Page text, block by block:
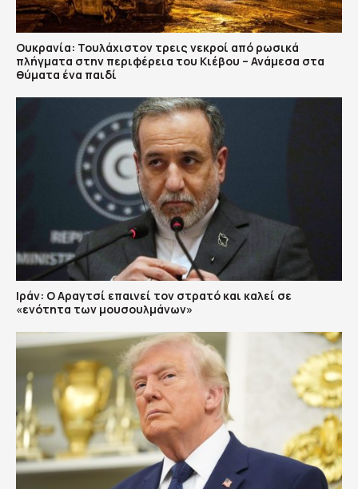
Ουκρανία: Τουλάχιστον τρεις νεκροί από ρωσικά
πλήγματα στην περιφέρεια του Κιέβου – Ανάμεσα στα
θύματα ένα παιδί
Ιράν: Ο Αραγτσί επαινεί τον στρατό και καλεί σε
«ενότητα των μουσουλμάνων»